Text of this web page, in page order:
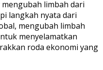
limbah dari
langkah nyata dari
mengubah limbah
menyelamatkan
roda ekonomi yang